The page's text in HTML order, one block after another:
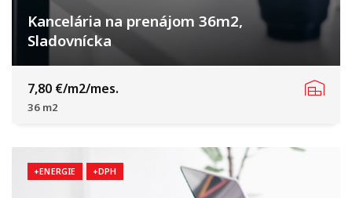
Kancelária na prenájom 36m2,
Sladovnícka
Sladovnícka, Trnava
7,80 €/m2/mes.
36 m2
+ENERGIE +DPH